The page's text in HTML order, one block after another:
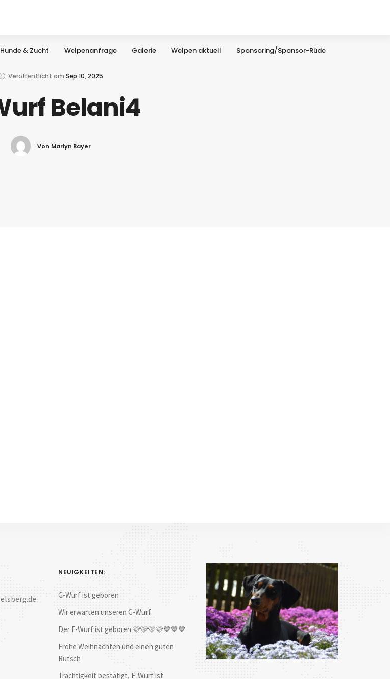
Hunde & Zucht Welpenanfrage Galerie Welpen aktuell Sponsoring/Sponsor-Rüde
Veröffentlicht am Sep 10, 2025
Belani4
Von Marlyn Bayer
NEUIGKEITEN:
G-Wurf ist geboren
Wir erwarten unseren G-Wurf
Der F-Wurf ist geboren 🩷🩷🩷🩷💙💙💙
Frohe Weihnachten und einen guten
Rutsch
Trächtigkeit bestätigt, F-Wurf ist